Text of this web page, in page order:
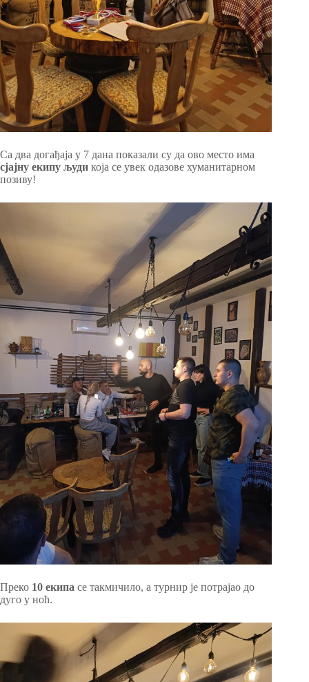
Са два догађаја у 7 дана показали су да ово место има
сјајну екипу људи која се увек одазове хуманитарном
позиву!
Преко 10 екипа се такмичило, а турнир је потрајао до
дуго у ноћ.